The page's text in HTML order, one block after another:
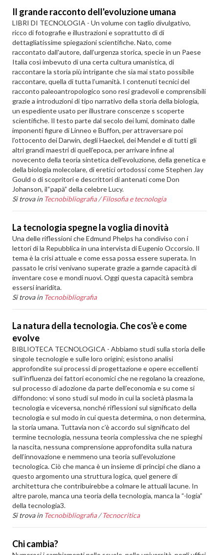
Il grande racconto dell'evoluzione umana
LIBRI DI TECNOLOGIA - Un volume con taglio divulgativo,
ricco di fotografie e illustrazioni e soprattutto di di
dettagliatissime spiegazioni scientifiche. Nato, come
raccontato dall'autore, dall’urgenza storica, specie in un Paese
Italia così imbevuto di una certa cultura umanistica, di
raccontare la storia più intrigante che sia mai stato possibile
raccontare, quella di tutta l’umanità. I contenuti tecnici del
racconto paleoantropologico sono resi gradevoli e comprensibili
grazie a introduzioni di tipo narrativo della storia della biologia,
un espediente usato per illustrare conscenze s scoperte
scientifiche. Il testo parte dal secolo dei lumi, dominato dalle
imponenti figure di Linneo e Buffon, per attraversare poi
l’ottocento dei Darwin, degli Haeckel, dei Mendel e di tutti gli
altri grandi maestri di quell’epoca, per arrivare infine al
novecento della teoria sintetica dell’evoluzione, della genetica e
della biologia molecolare, di eretici ortodossi come Stephen Jay
Gould o di scopritori e descrittori di antenati come Don
Johanson, il“papà” della celebre Lucy.
Si trova in Tecnobibliografia /Filosofia e tecnologia
La tecnologia spegne la voglia di novità
Una delle riflessioni che Edmund Phelps ha condiviso con i
lettori di la Repubblica in una intervista di Eugenio Occorsio. Il
tema è la crisi attuale e come essa possa essere superata. In
passato le crisi venivano superate grazie a garnde capacità di
inventare cose e mondi nuovi. Oggi questa capacità sembra
essersi inaridita.
Si trova in Tecnobibliografia
La natura della tecnologia. Che cos'è e come
evolve
BIBLIOTECA TECNOLOGICA - Abbiamo studi sulla storia delle
singole tecnologie e sulle loro origini; esistono analisi
approfondite sui processi di progettazione e opere eccellenti
sull’influenza dei fattori economici che ne regolano la creazione,
sul processo di adozione da parte dell’economia e su come si
diffondono: vi sono studi sul modo in cui la società plasma la
tecnologia e viceversa, nonché riflessioni sul significato della
tecnologia e sul modo in cui questa determina, o non determina,
la storia umana. Tuttavia non c’è accordo sul significato del
termine tecnologia, nessuna teoria complessiva che ne spieghi
la nascita, nessuna comprensione approfondita sulla natura
dell’innovazione e nemmeno una teoria sull’evoluzione
tecnologica. Ciò che manca è un insieme di principi che diano a
questo argomento una struttura logica, quel genere di
architettura che contribuirebbe a colmare le attuali lacune. In
altre parole, manca una teoria della tecnologia, manca la “-logía”
della tecnologia3.
Si trova in Tecnobibliografia /Tecnocritica
Chi cambia?